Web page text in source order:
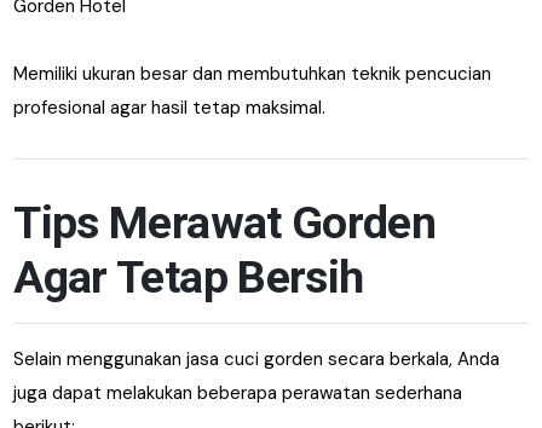
Gorden Hotel
Memiliki ukuran besar dan membutuhkan teknik pencucian
profesional agar hasil tetap maksimal.
Tips Merawat Gorden
Agar Tetap Bersih
Selain menggunakan jasa cuci gorden secara berkala, Anda
juga dapat melakukan beberapa perawatan sederhana